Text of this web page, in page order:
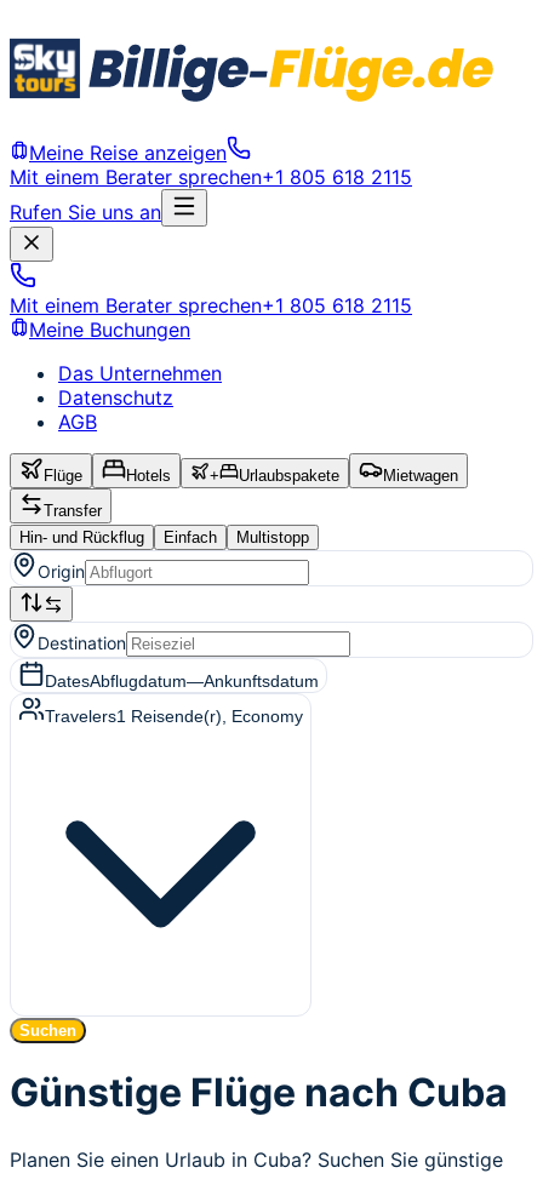
Meine Reise anzeigen
Mit einem Berater sprechen+1 805 618 2115
Rufen Sie uns an
Mit einem Berater sprechen+1 805 618 2115
Meine Buchungen
Das Unternehmen
Datenschutz
AGB
Flüge Hotels + Urlaubspakete
Mietwagen
Transfer
Hin- und Rückflug
Einfach Multistopp
Origin
Destination
DatesAbflugdatum—Ankunftsdatum
Travelers1 Reisende(r) , Economy
Suchen
Günstige Flüge nach Cuba
Planen Sie einen Urlaub in Cuba? Suchen Sie günstige